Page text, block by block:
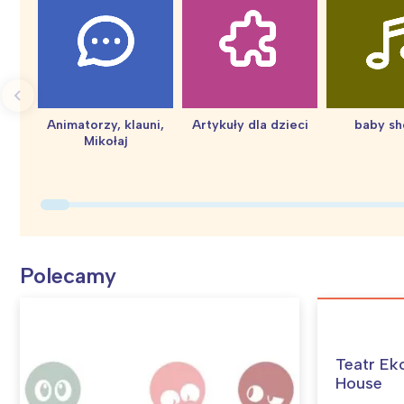
Animatorzy, klauni,
Mikołaj
Artykuły dla dzieci baby
Polecamy
Teatr
House